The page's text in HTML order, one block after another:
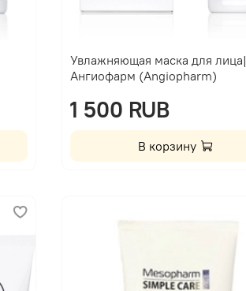
Увлажняющая маска для лица|
Ангиофарм (Angiopharm)
1 500 RUB
В корзину